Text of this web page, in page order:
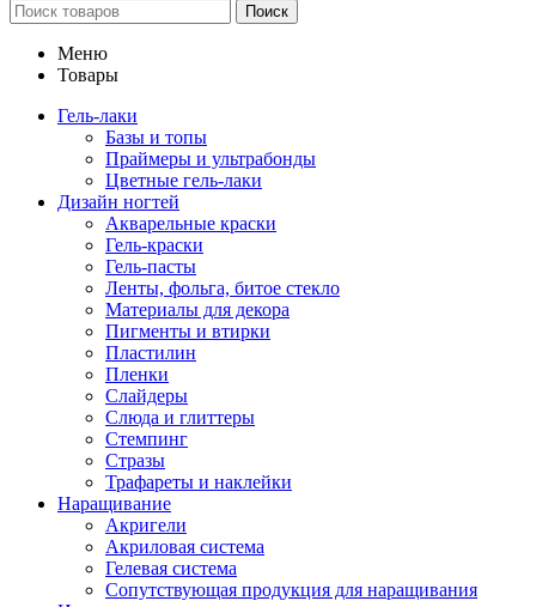
Поиск
Меню
Товары
Гель-лаки
Базы и топы
Праймеры и ультрабонды
Цветные гель-лаки
Дизайн ногтей
Акварельные краски
Гель-краски
Гель-пасты
Ленты, фольга, битое стекло
Материалы для декора
Пигменты и втирки
Пластилин
Пленки
Слайдеры
Слюда и глиттеры
Стемпинг
Стразы
Трафареты и наклейки
Наращивание
Акригели
Акриловая система
Гелевая система
Сопутствующая продукция для наращивания